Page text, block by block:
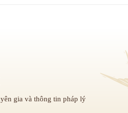
gia và thông tin pháp lý